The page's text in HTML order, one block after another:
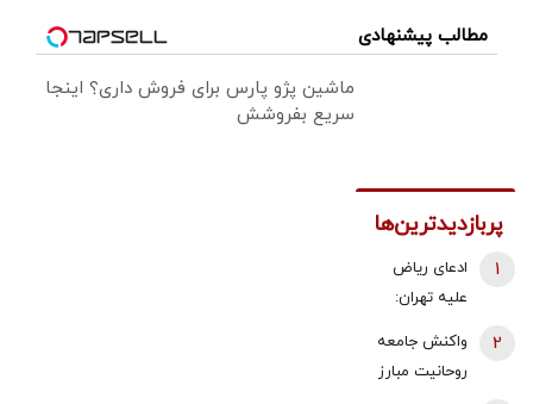
مطالب پیشنهادی
ماشین پژو پارس برای فروش داری؟ اینجا
سریع بفروشش
پربازدیدترین‌ها
ادعای ریاض
علیه تهران:
حمله به
نفتکش اماراتی
1
واکنش جامعه
روحانیت مبارز
2